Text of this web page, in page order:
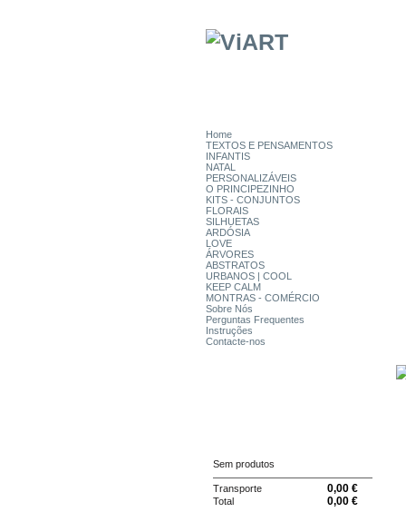
Home
TEXTOS E PENSAMENTOS
INFANTIS
NATAL
PERSONALIZÁVEIS
O PRINCIPEZINHO
KITS - CONJUNTOS
FLORAIS
SILHUETAS
ARDÓSIA
LOVE
ÁRVORES
ABSTRATOS
URBANOS | COOL
KEEP CALM
MONTRAS - COMÉRCIO
Sobre Nós
Perguntas Frequentes
Instruções
Contacte-nos
Sem produtos
Transporte 0,00 €
Total 0,00 €